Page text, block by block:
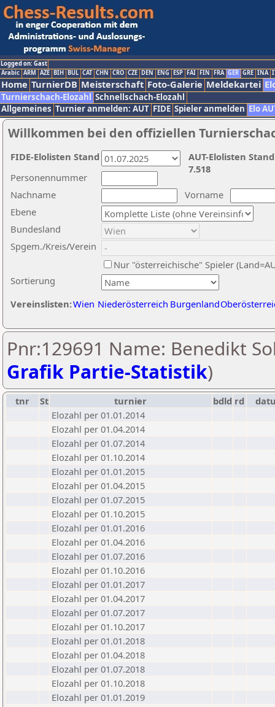
Logged on: Gast
Arabic ARM AZE BIH BUL CAT CHN CRO CZE DEN ENG ESP FAI FIN FRA GER GRE INA
Home TurnierDB Meisterschaft Foto-Galerie Meldekartei
Turnierschach-Elozahl Schnellschach-Elozahl
Allgemeines Turnier anmelden: AUT FIDE Spieler anmelden Elo
Willkommen bei den offiziellen
Nachname
Vorname
Ebene
Sortierung
Personennummer
Bundesland
Spgem./Kreis/Verein
Nur "österreichische" Spieler
Vereinslisten:Wien Niederösterreich Burgenland
AUT-Elolisten
7.518
FIDE-Elolisten Stand
Pnr:129691 Name: Benedikt
Grafik Partie-Statistik)
tnr St turnier bdld rd
Elozahl per 01.01.2014
Elozahl per 01.04.2014
Elozahl per 01.07.2014
Elozahl per 01.10.2014
Elozahl per 01.01.2015
Elozahl per 01.04.2015
Elozahl per 01.07.2015
Elozahl per 01.10.2015
Elozahl per 01.01.2016
Elozahl per 01.04.2016
Elozahl per 01.07.2016
Elozahl per 01.10.2016
Elozahl per 01.01.2017
Elozahl per 01.04.2017
Elozahl per 01.07.2017
Elozahl per 01.10.2017
Elozahl per 01.01.2018
Elozahl per 01.04.2018
Elozahl per 01.07.2018
Elozahl per 01.10.2018
Elozahl per 01.01.2019